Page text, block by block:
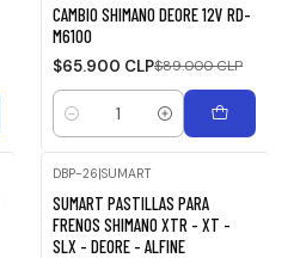
-26%
OFF
CAMBIO SHIMANO DEORE 12V RD-
M6100
$65.900 CLP$89.000 CLP
Cantidad
DBP-26|SUMART
SUMART PASTILLAS PARA
FRENOS SHIMANO XTR - XT -
SLX - DEORE - ALFINE